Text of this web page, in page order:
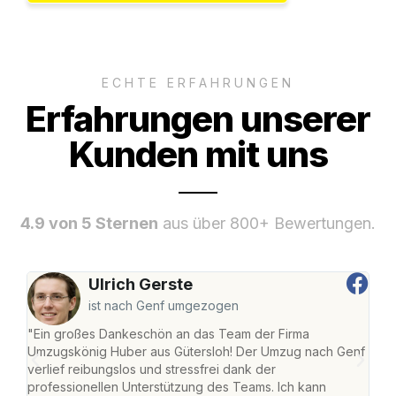
ECHTE ERFAHRUNGEN
Erfahrungen unserer
Kunden mit uns
4.9 von 5 Sternen aus über 800+ Bewertungen.
Ulrich Gerste
ist nach Genf umgezogen
"Ein großes Dankeschön an das Team der Firma
Umzugskönig Huber aus Gütersloh! Der Umzug nach Genf
verlief reibungslos und stressfrei dank der
professionellen Unterstützung des Teams. Ich kann